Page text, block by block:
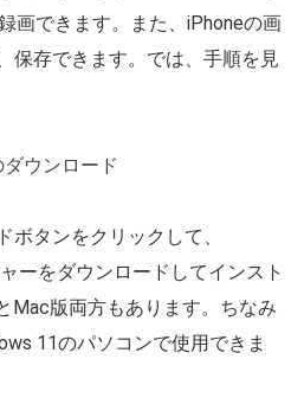
画できます。また、iPhoneの画
保存できます。では、手順を見
ダウンロード
ボタンをクリックして、
ーをダウンロードしてインスト
Mac版両方もあります。ちなみ
11のパソコンで使用できま